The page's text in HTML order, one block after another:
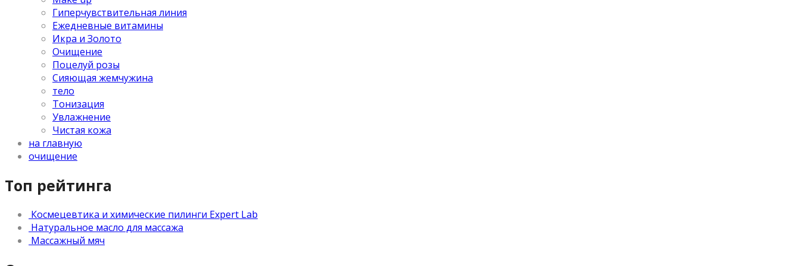
Гиперчувствительная линия
Ежедневные витамины
Икра и Золото
Очищение
Поцелуй розы
Сияющая жемчужина
тело
Тонизация
Увлажнение
Чистая кожа
на главную
очищение
Топ рейтинга
Космецевтика и химические пилинги Expert Lab
Натуральное масло для массажа
Массажный мяч